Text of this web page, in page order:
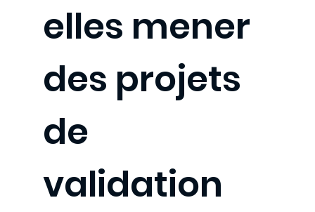
elles mener
des projets
de
validation